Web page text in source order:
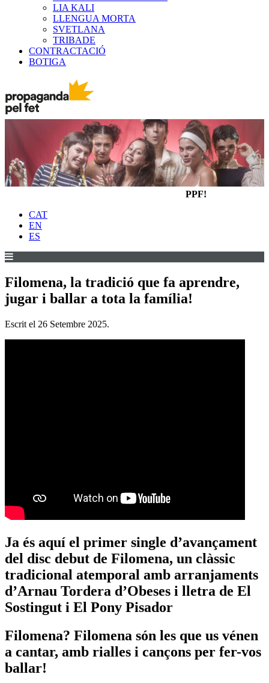
LIA KALI
LLENGUA MORTA
SVETLANA
TRIBADE
CONTRACTACIÓ
BOTIGA
PPF!
CAT
EN
ES
Filomena, la tradició que fa aprendre,
jugar i ballar a tota la família!
Escrit el 26 Setembre 2025.
Ja és aquí el primer single d’avançament
del disc debut de Filomena, un clàssic
tradicional atemporal amb arranjaments
d’Arnau Tordera d’Obeses i lletra de El
Sostingut i El Pony Pisador
Filomena? Filomena són les que us vénen
a cantar, amb rialles i cançons per fer-vos
ballar!